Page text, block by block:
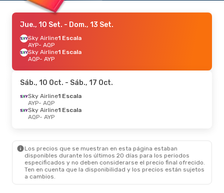
Jue., 10 Set. - Dom., 13 Set.
Sky Airline1 Escala
AYP- AQP
Sky Airline1 Escala
AQP- AYP
Sáb., 10 Oct. - Sáb., 17 Oct.
Sky Airline1 Escala
AYP- AQP
Sky Airline1 Escala
AQP- AYP
Los precios que se muestran en esta página estaban
disponibles durante los últimos 20 días para los periodos
especificados y no deben considerarse el precio final ofrecido.
Ten en cuenta que la disponibilidad y los precios están sujetos
a cambios.